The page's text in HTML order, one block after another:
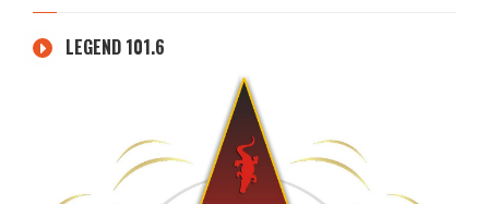
LEGEND 101.6